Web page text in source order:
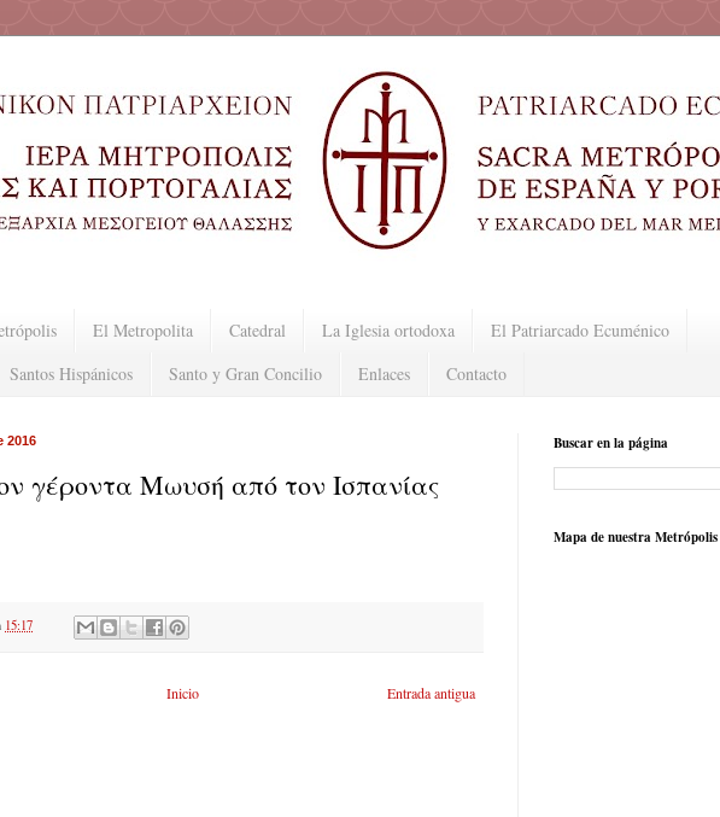
El Metropolita Catedral La Iglesia ortodoxa
El Patriarcado Ecuménico
Santos Hispánicos Santo y Gran Concilio Enlaces Contacto
2016
γέροντα Μωυσή από τον Ισπανίας
15:17
Entrada antigua
Inicio
Buscar en la página
Mapa de nuestra Metrópolis